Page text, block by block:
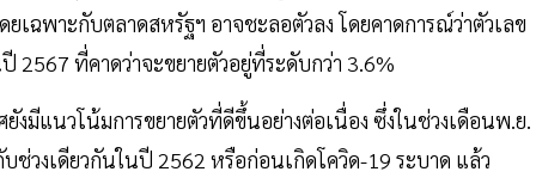
เฉพาะกับตลาดสหรัฐฯ อาจชะลอตัวลง โดยคาดการณ์ว่าตัวเลข
2567 ที่คาดว่าจะขยายตัวอยู่ที่ระดับกว่า 3.6%
งมีแนวโน้มการขยายตัวที่ดีขึ้นอย่างต่อเนื่อง ซึ่งในช่วงเดือนพ.ย
ช่วงเดียวกันในปี 2562 หรือก่อนเกิดโควิด-19 ระบาด แล้ว